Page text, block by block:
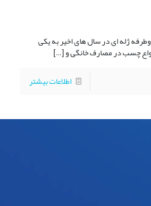
ژله ای در سال های اخیر به یکی
چسب در مصارف خانگی و[…]
اطلاعات بیشتر